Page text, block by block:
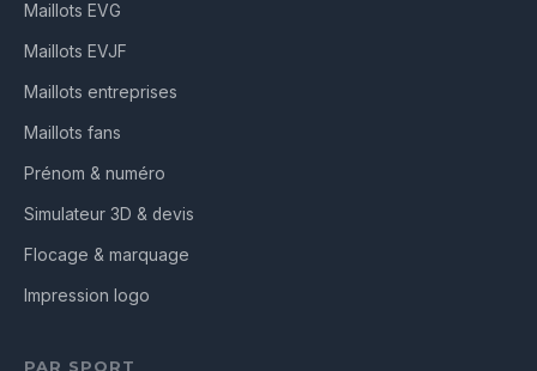
Maillots EVG
Maillots EVJF
Maillots entreprises
Maillots fans
Prénom & numéro
Simulateur 3D & devis
Flocage & marquage
Impression logo
PAR SPORT